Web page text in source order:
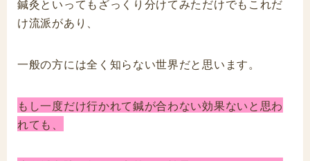
鍼灸といってもざっくり分けてみただけでもこれだ
け流派があり、
一般の方には全く知らない世界だと思います。
もし一度だけ行かれて鍼が合わない効果ないと思わ
れても、